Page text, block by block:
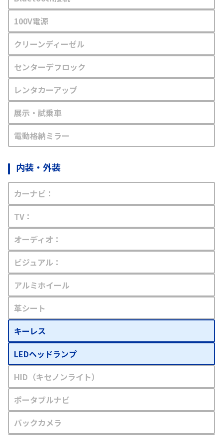
100V電源
クリーンディーゼル
センターデフロック
レンタカーアップ
展示・試乗車
電動格納ミラー
内装・外装
カーナビ：
TV：
オーディオ：
ビジュアル：
アルミホイール
革シート
キーレス
LEDヘッドランプ
HID（キセノンライト）
ポータブルナビ
バックカメラ